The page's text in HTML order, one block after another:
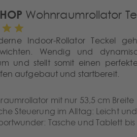
Wohnraumrollator
Indoor-Rollator Teckel
Wendig und
und stellt somit einen
aufgebaut und startbereit.
mit nur 53,5 cm Breite
Steuerung im Alltag: Leicht
Tasche und Tablett